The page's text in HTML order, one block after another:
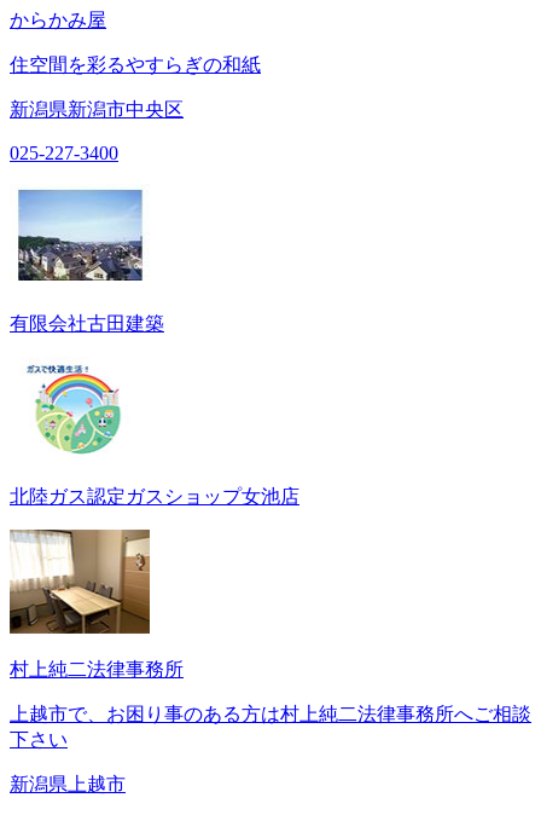
からかみ屋
住空間を彩るやすらぎの和紙
新潟県新潟市中央区
025-227-3400
有限会社古田建築
北陸ガス認定ガスショップ女池店
村上純二法律事務所
上越市で、お困り事のある方は村上純二法律事務所へご相談
下さい
新潟県上越市